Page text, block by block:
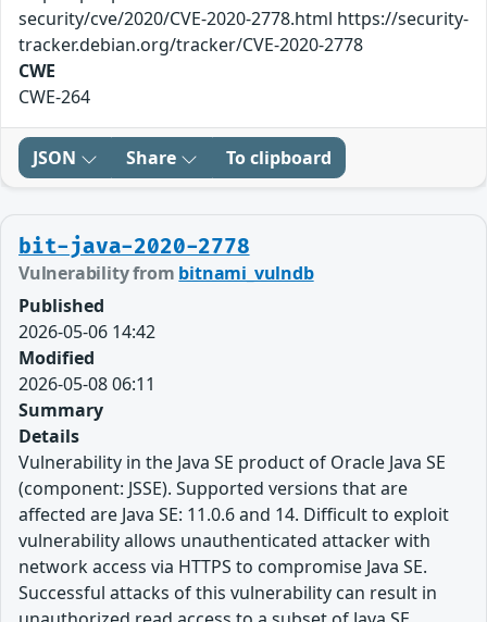
security/cve/2020/CVE-2020-2778.html https://security-
tracker.debian.org/tracker/CVE-2020-2778
CWE
CWE-264
JSON Share To clipboard
bit-java-2020-2778
Vulnerability from bitnami_vulndb
Published
2026-05-06 14:42
Modified
2026-05-08 06:11
Summary
Details
Vulnerability in the Java SE product of Oracle Java SE
(component: JSSE). Supported versions that are
affected are Java SE: 11.0.6 and 14. Difficult to exploit
vulnerability allows unauthenticated attacker with
network access via HTTPS to compromise Java SE.
Successful attacks of this vulnerability can result in